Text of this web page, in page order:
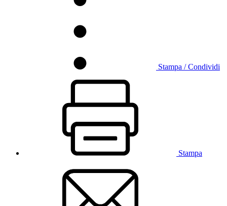
Stampa / Condividi
Stampa